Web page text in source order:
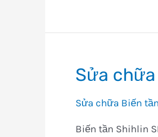
Biến
tần
Shihlin
Sửa
Sửa chữa Biến
Biến tần Shihlin